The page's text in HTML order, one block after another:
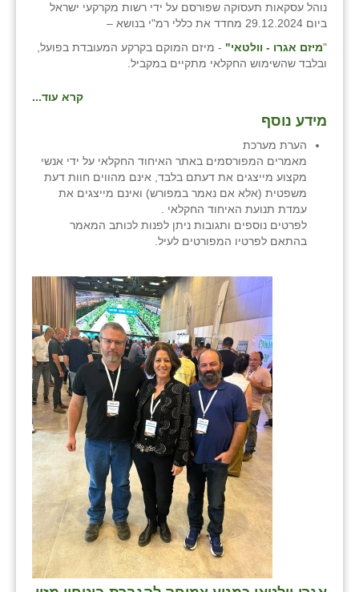
נוהל עסקאות תעסוקה שפורסם על ידי רשות מקרקעי ישראל
ביום 29.12.2024 מחדד את כללי רמ"י בנושא –
"מיזם אגרו - וולטאי" - מיזם המוקם בקרקע המעובדת בפועל,
ובלבד שהשימוש החקלאי מתקיים במקביל.
קרא עוד...
מידע נוסף
הערת מערכת
מאמרים המפורסמים באתר האיחוד החקלאי על ידי אנשי
מקצוע מייצגים את דעתם בלבד, אינם מהווים חוות דעת
משפטית (אלא אם נאמר במפורש) ואינם מייצגים את
עמדת תנועת האיחוד החקלאי .
לפרטים נוספים ותגובות ניתן לפנות לכותב המאמר
בהתאם לפרטיו המפורטים לעיל.
זוהר
הדר עם
חמרה
חרב לאת
יבול (מורג)
כפר סבא (אגרא)